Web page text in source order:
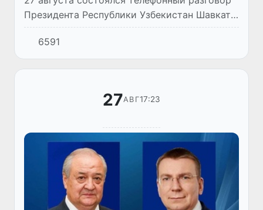
Президента Республики Узбекистан Шавката
Мирзиёева с Президентом Республики
Казахстан Касым-Жомартом Токаевым.
6591
27АВГ17:23